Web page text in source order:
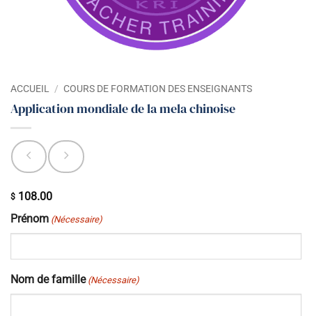
ACCUEIL / COURS DE FORMATION DES ENSEIGNANTS
Application mondiale de la mela chinoise
$ 108.00
Prénom (Nécessaire)
Nom de famille (Nécessaire)